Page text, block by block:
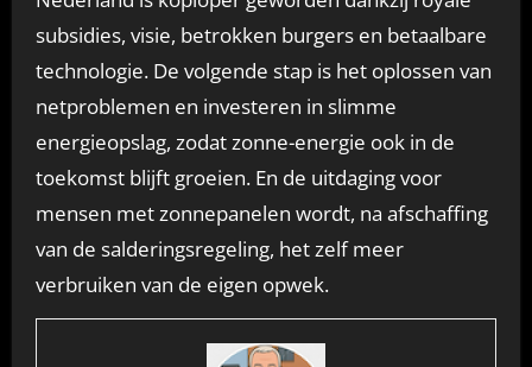
subsidies, visie, betrokken burgers en betaalbare
technologie. De volgende stap is het oplossen van
netproblemen en investeren in slimme
energieopslag, zodat zonne-energie ook in de
toekomst blijft groeien. En de uitdaging voor
mensen met zonnepanelen wordt, na afschaffing
van de salderingsregeling, het zelf meer
verbruiken van de eigen opwek.